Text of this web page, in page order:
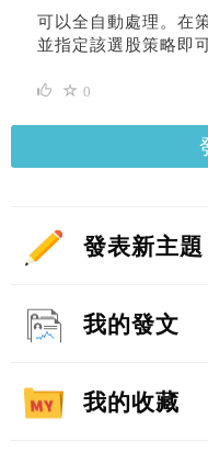
可以全自動處理。在
並指定該選股策略即可
0
發表新主題
我的發文
我的收藏